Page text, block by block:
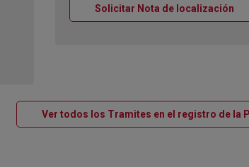
Solicitar Nota de localización
Ver todos los Tramites en el registro de la